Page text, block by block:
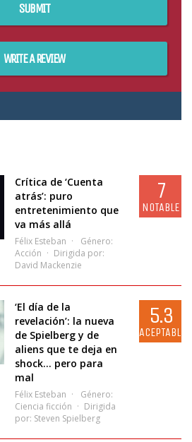
SUBMIT
WRITE A REVIEW
Crítica de ‘Cuenta
atrás’: puro
entretenimiento que
va más allá
Félix Esteban
Género:
Acción
Dirigida por:
David Mackenzie
7
NOTABLE
‘El día de la
revelación’: la nueva
de Spielberg y de
aliens que te deja en
shock… pero para
mal
Félix Esteban
Género:
Ciencia ficción
Dirigida
por: Steven Spielberg
5.3
ACEPTABLE